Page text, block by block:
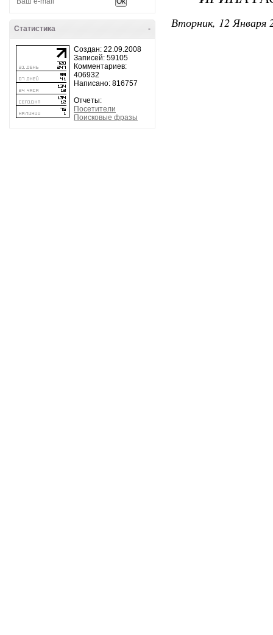
-
Статистика
Создан: 22.09.2008
Записей: 59105
Комментариев:
406932
Написано: 816757
Отчеты:
Посетители
Поисковые фразы
Вторник, 12 Января